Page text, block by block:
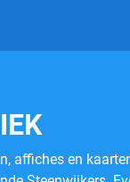
affiches en